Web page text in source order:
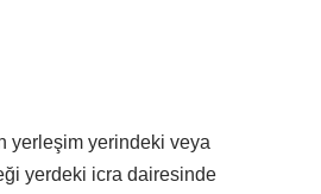
yerleşim yerindeki veya
yerdeki icra dairesinde